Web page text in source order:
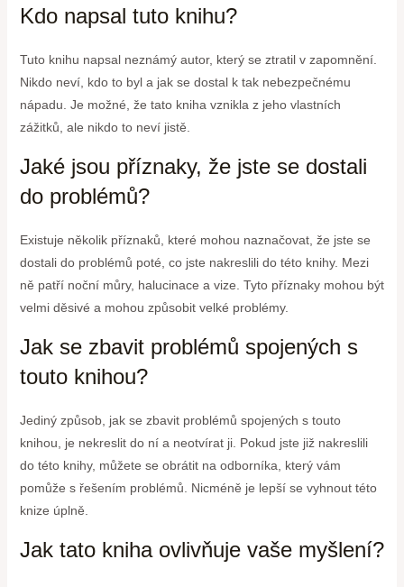
Kdo napsal tuto knihu?
Tuto knihu napsal neznámý autor, který se ztratil v zapomnění.
Nikdo neví, kdo to byl a jak se dostal k tak nebezpečnému
nápadu. Je možné, že tato kniha vznikla z jeho vlastních
zážitků, ale nikdo to neví jistě.
Jaké jsou příznaky, že jste se dostali
do problémů?
Existuje několik příznaků, které mohou naznačovat, že jste se
dostali do problémů poté, co jste nakreslili do této knihy. Mezi
ně patří noční můry, halucinace a vize. Tyto příznaky mohou být
velmi děsivé a mohou způsobit velké problémy.
Jak se zbavit problémů spojených s
touto knihou?
Jediný způsob, jak se zbavit problémů spojených s touto
knihou, je nekreslit do ní a neotvírat ji. Pokud jste již nakreslili
do této knihy, můžete se obrátit na odborníka, který vám
pomůže s řešením problémů. Nicméně je lepší se vyhnout této
knize úplně.
Jak tato kniha ovlivňuje vaše myšlení?